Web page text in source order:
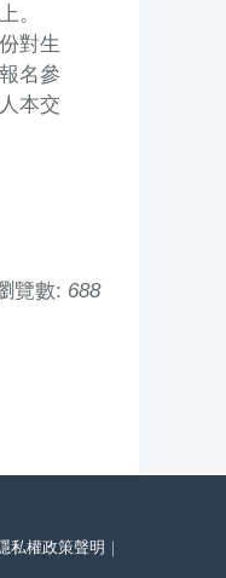
。
對生
名參
本交
覽數: 688
私權政策聲明 ｜